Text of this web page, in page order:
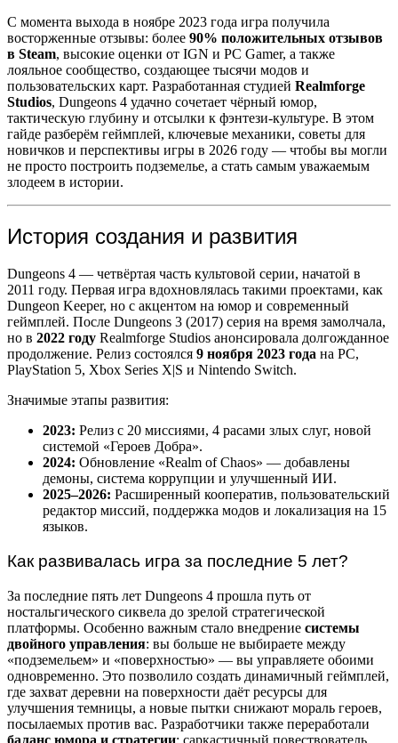
С момента выхода в ноябре 2023 года игра получила
восторженные отзывы: более 90% положительных отзывов
в Steam, высокие оценки от IGN и PC Gamer, а также
лояльное сообщество, создающее тысячи модов и
пользовательских карт. Разработанная студией Realmforge
Studios, Dungeons 4 удачно сочетает чёрный юмор,
тактическую глубину и отсылки к фэнтези-культуре. В этом
гайде разберём геймплей, ключевые механики, советы для
новичков и перспективы игры в 2026 году — чтобы вы могли
не просто построить подземелье, а стать самым уважаемым
злодеем в истории.
История создания и развития
Dungeons 4 — четвёртая часть культовой серии, начатой в
2011 году. Первая игра вдохновлялась такими проектами, как
Dungeon Keeper, но с акцентом на юмор и современный
геймплей. После Dungeons 3 (2017) серия на время замолчала,
но в 2022 году Realmforge Studios анонсировала долгожданное
продолжение. Релиз состоялся 9 ноября 2023 года на PC,
PlayStation 5, Xbox Series X|S и Nintendo Switch.
Значимые этапы развития:
2023: Релиз с 20 миссиями, 4 расами злых слуг, новой
системой «Героев Добра».
2024: Обновление «Realm of Chaos» — добавлены
демоны, система коррупции и улучшенный ИИ.
2025–2026: Расширенный кооператив, пользовательский
редактор миссий, поддержка модов и локализация на 15
языков.
Как развивалась игра за последние 5 лет?
За последние пять лет Dungeons 4 прошла путь от
ностальгического сиквела до зрелой стратегической
платформы. Особенно важным стало внедрение системы
двойного управления: вы больше не выбираете между
«подземельем» и «поверхностью» — вы управляете обоими
одновременно. Это позволило создать динамичный геймплей,
где захват деревни на поверхности даёт ресурсы для
улучшения темницы, а новые пытки снижают мораль героев,
посылаемых против вас. Разработчики также переработали
баланс юмора и стратегии: саркастичный повествователь